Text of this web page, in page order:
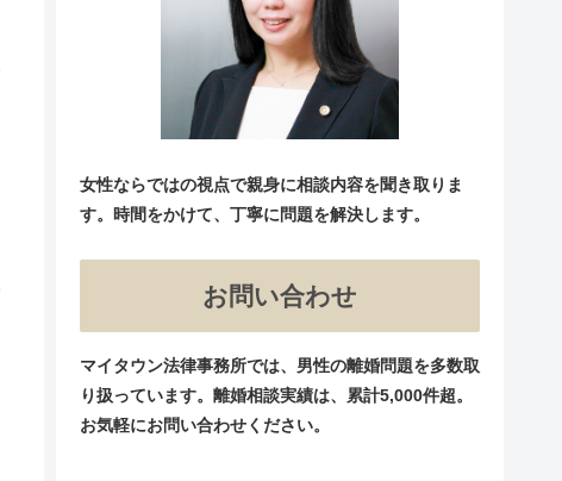
女性ならではの視点で親身に相談内容を聞き取りま
す。時間をかけて、丁寧に問題を解決します。
お問い合わせ
マイタウン法律事務所では、男性の離婚問題を多数取
り扱っています。離婚相談実績は、累計5,000件超。
お気軽にお問い合わせください。